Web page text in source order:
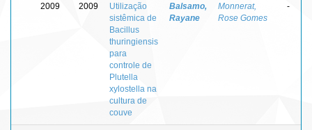
2009 2009
Utilização
sistêmica de
Bacillus
thuringiensis
para
controle de
Plutella
xylostella na
cultura de
couve
Balsamo,
Rayane
Monnerat,
Rose Gomes
-